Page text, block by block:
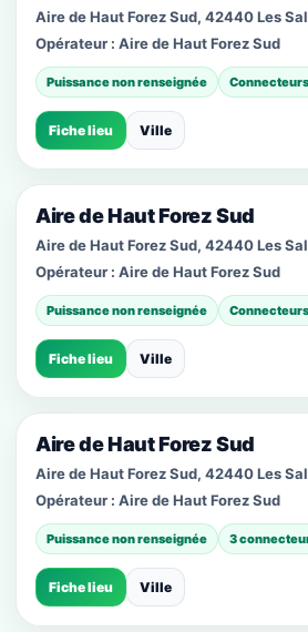
Aire de Haut Forez Sud, 42440 Les
Opérateur : Aire de Haut Forez Sud
Puissance non renseignée
Fiche lieu Ville
Aire de Haut Forez Sud
Aire de Haut Forez Sud, 42440 Les
Opérateur : Aire de Haut Forez Sud
Puissance non renseignée
Fiche lieu Ville
Aire de Haut Forez Sud
Aire de Haut Forez Sud, 42440 Les
Opérateur : Aire de Haut Forez Sud
Puissance non renseignée 3
Fiche lieu Ville